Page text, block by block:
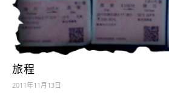
旅程
2011年11月13日